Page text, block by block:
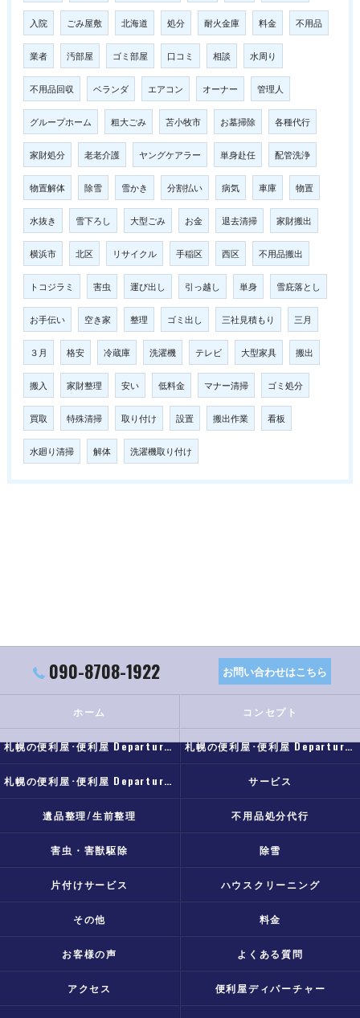
入院 ごみ屋敷 北海道 処分 耐火金庫 料金 不用品
業者 汚部屋 ゴミ部屋 口コミ 相談 水周り
不用品回収 ベランダ エアコン オーナー 管理人
グループホーム 粗大ごみ 苫小牧市 お墓掃除 各種代行
家財処分 老老介護 ヤングケアラー 単身赴任 配管洗浄
物置解体 除雪 雪かき 分割払い 病気 車庫 物置
水抜き 雪下ろし 大型ごみ お金 退去清掃 家財搬出
横浜市 北区 リサイクル 手稲区 西区 不用品搬出
トコジラミ 害虫 運び出し 引っ越し 単身 雪庇落とし
お手伝い 空き家 整理 ゴミ出し 三社見積もり 三月
３月 格安 冷蔵庫 洗濯機 テレビ 大型家具 搬出
搬入 家財整理 安い 低料金 マナー清掃 ゴミ処分
買取 特殊清掃 取り付け 設置 搬出作業 看板
水廻り清掃 解体 洗濯機取り付け
090-8708-1922 お問い合わせはこちら
ホーム コンセプト
札幌の便利屋･便利屋 Departureの口コミ情報 札幌の便利屋･便利屋 Departureの評判
札幌の便利屋･便利屋 Departureのお客様の声 サービス
遺品整理/生前整理 不用品処分代行
害虫・害獣駆除 除雪
片付けサービス ハウスクリーニング
その他 料金
お客様の声 よくある質問
アクセス 便利屋ディパーチャー